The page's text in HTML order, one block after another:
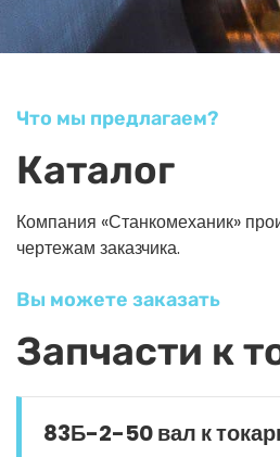
Что мы предлагаем?
Каталог
Компания «Станкомеханик»
чертежам заказчика.
Вы можете заказать
Запчасти к
83Б-2-50 вал к